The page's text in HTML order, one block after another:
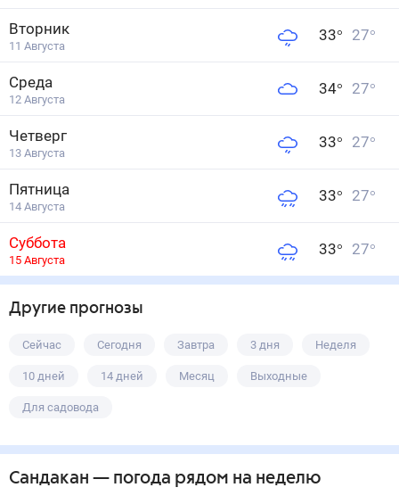
Вторник
11 Августа
33° 27°
Среда
12 Августа
34° 27°
Четверг
13 Августа
33° 27°
Пятница
14 Августа
33° 27°
Суббота
15 Августа
33° 27°
Другие прогнозы
Сейчас Сегодня Завтра 3 дня Неделя
10 дней 14 дней Месяц Выходные
Для садовода
Сандакан — погода рядом на неделю